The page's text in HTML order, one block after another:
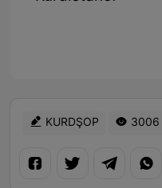
KURDŞOP 3006